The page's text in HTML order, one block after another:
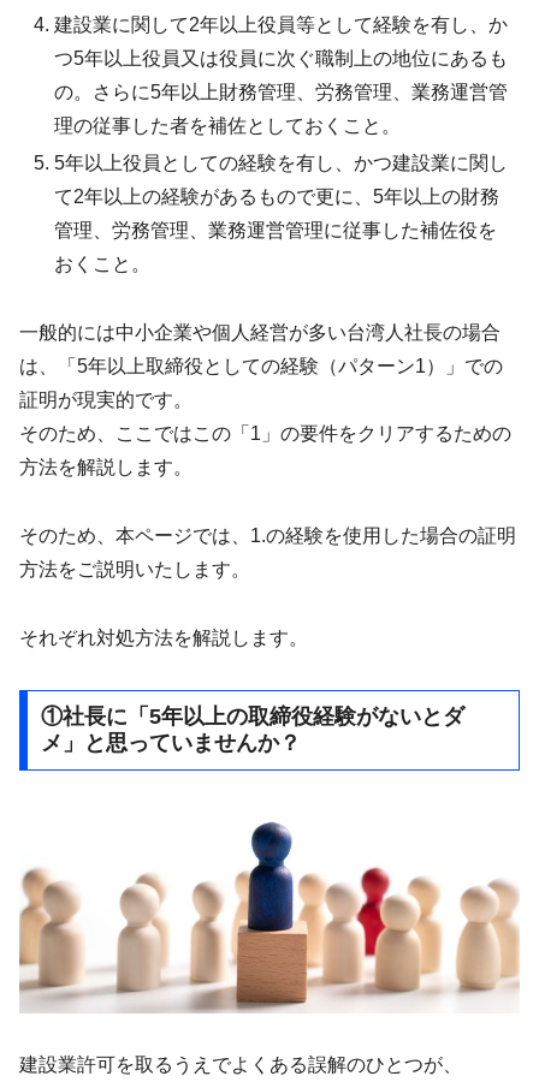
建設業に関して2年以上役員等として経験を有し、か
つ5年以上役員又は役員に次ぐ職制上の地位にあるも
の。さらに5年以上財務管理、労務管理、業務運営管
理の従事した者を補佐としておくこと。
5年以上役員としての経験を有し、かつ建設業に関し
て2年以上の経験があるもので更に、5年以上の財務
管理、労務管理、業務運営管理に従事した補佐役を
おくこと。
一般的には中小企業や個人経営が多い台湾人社長の場合
は、「5年以上取締役としての経験（パターン1）」での
証明が現実的です。
そのため、ここではこの「1」の要件をクリアするための
方法を解説します。
そのため、本ページでは、1.の経験を使用した場合の証明
方法をご説明いたします。
それぞれ対処方法を解説します。
①社長に「5年以上の取締役経験がないとダ
メ」と思っていませんか？
建設業許可を取るうえでよくある誤解のひとつが、